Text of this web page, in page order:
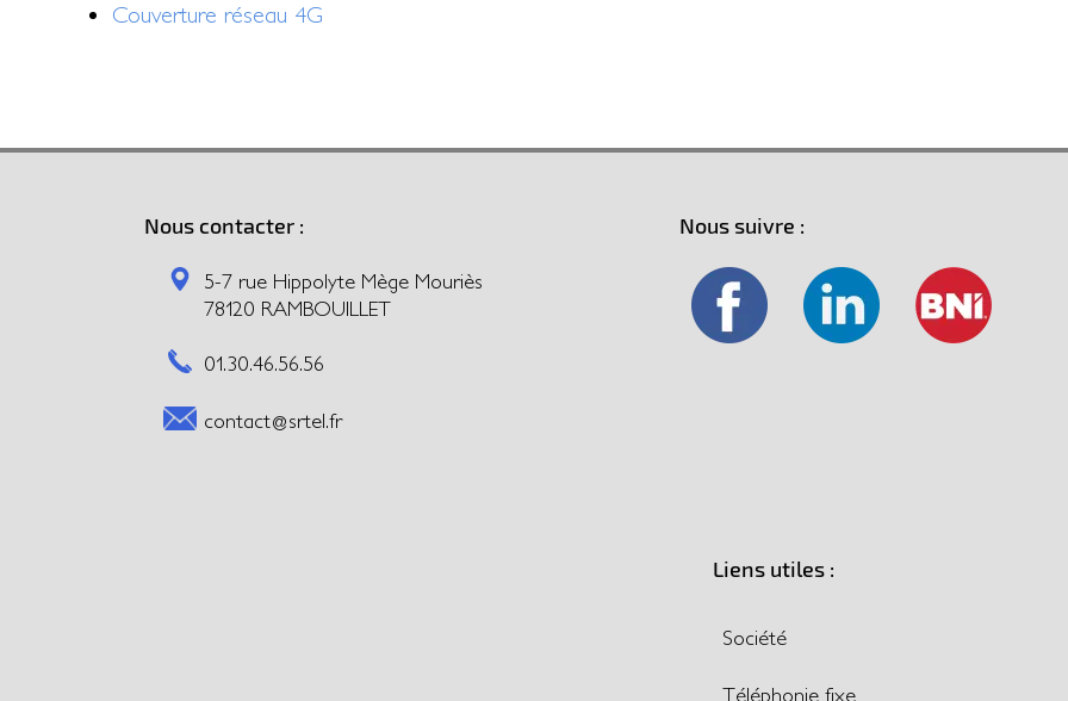
Couverture réseau 4G
Nous contacter :
5-7 rue Hippolyte Mège Mouriès
78120 RAMBOUILLET
01.30.46.56.56
contact@srtel.fr
Nous suivre :
Liens utiles :
Société
Téléphonie fixe